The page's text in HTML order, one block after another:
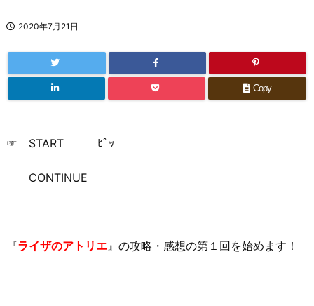
2020年7月21日
Copy
☞ START ﾋﾟｯ
CONTINUE
『ライザのアトリエ』の攻略・感想の第１回を始めます！